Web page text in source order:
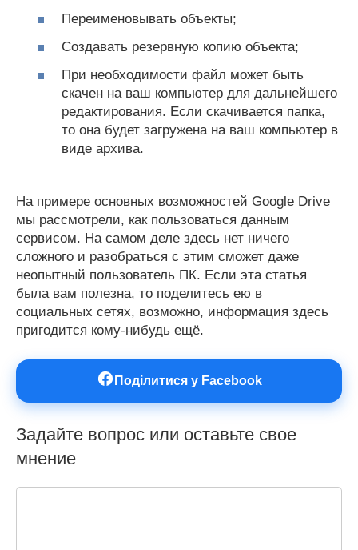
Переименовывать объекты;
Создавать резервную копию объекта;
При необходимости файл может быть
скачен на ваш компьютер для дальнейшего
редактирования. Если скачивается папка,
то она будет загружена на ваш компьютер в
виде архива.
На примере основных возможностей Google Drive
мы рассмотрели, как пользоваться данным
сервисом. На самом деле здесь нет ничего
сложного и разобраться с этим сможет даже
неопытный пользователь ПК. Если эта статья
была вам полезна, то поделитесь ею в
социальных сетях, возможно, информация здесь
пригодится кому-нибудь ещё.
Поділитися у Facebook
Задайте вопрос или оставьте свое
мнение